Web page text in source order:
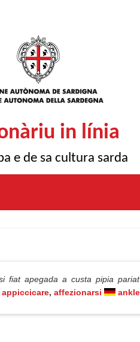
in línia
e de sa cultura sarda
fiat apegada a custa pipia
appiccicare, affezionarsi